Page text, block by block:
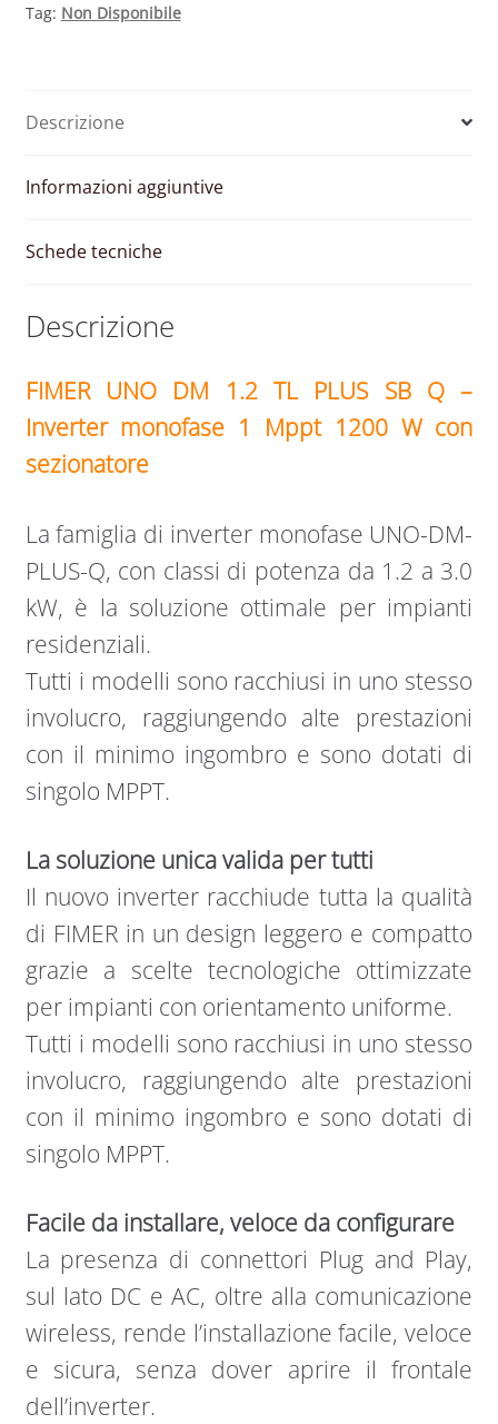
Tag: Non Disponibile
Descrizione
Informazioni aggiuntive
Schede tecniche
Descrizione
FIMER UNO DM 1.2 TL PLUS SB Q –
Inverter monofase 1 Mppt 1200 W con
sezionatore
La famiglia di inverter monofase UNO-DM-
PLUS-Q, con classi di potenza da 1.2 a 3.0
kW, è la soluzione ottimale per impianti
residenziali.
Tutti i modelli sono racchiusi in uno stesso
involucro, raggiungendo alte prestazioni
con il minimo ingombro e sono dotati di
singolo MPPT.
La soluzione unica valida per tutti
Il nuovo inverter racchiude tutta la qualità
di FIMER in un design leggero e compatto
grazie a scelte tecnologiche ottimizzate
per impianti con orientamento uniforme.
Tutti i modelli sono racchiusi in uno stesso
involucro, raggiungendo alte prestazioni
con il minimo ingombro e sono dotati di
singolo MPPT.
Facile da installare, veloce da configurare
La presenza di connettori Plug and Play,
sul lato DC e AC, oltre alla comunicazione
wireless, rende l’installazione facile, veloce
e sicura, senza dover aprire il frontale
dell’inverter.